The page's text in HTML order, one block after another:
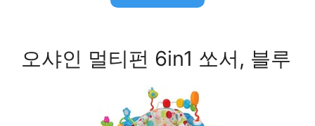
오샤인 멀티펀 6in1 쏘서, 블루